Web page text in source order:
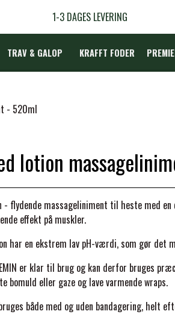
1-3 DAGES LEVERING
TRAV & GALOP KRAFFT FODER
- 520ml
lotion
- flydende massageliniment til heste med
effekt på muskler.
har en ekstrem lav pH-værdi, som gør
er klar til brug og kan derfor bruges
bomuld eller gaze og lave varmende wraps.
både med og uden bandagering, helt